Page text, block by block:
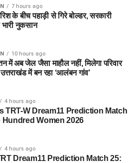
7 hours ago
के बीच पहाड़ी से गिरे बोल्डर, सरकारी
नुकसान
10 hours ago
में अब जेल जैसा माहौल नहीं, मिलेगा परिवार
में बन रहा ‘आलंबन गांव’
4 hours ago
TRT-W Dream11 Prediction Match
Hundred Women 2026
4 hours ago
Dream11 Prediction Match 25: